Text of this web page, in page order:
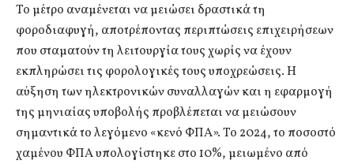
Το μέτρο αναμένεται να μειώσει δραστικά τη
φοροδιαφυγή, αποτρέποντας περιπτώσεις επιχειρήσεων
που σταματούν τη λειτουργία τους χωρίς να έχουν
εκπληρώσει τις φορολογικές τους υποχρεώσεις. Η
αύξηση των ηλεκτρονικών συναλλαγών και η εφαρμογή
της μηνιαίας υποβολής προβλέπεται να μειώσουν
σημαντικά το λεγόμενο «κενό ΦΠΑ». Το 2024, το ποσοστό
χαμένου ΦΠΑ υπολογίστηκε στο 10%, μειωμένο από